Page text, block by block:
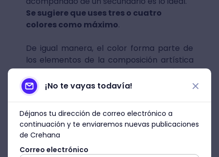
Se sugiere que uses tres o cuatro
colores como máximo.
De igual manera, el color forma parte de
los elementos de la composición artística
porque ayuda a transmitir cierta visión de
la obra a la audiencia. Sobre esto, Luis
Gadea, profesor del
siguiente:
y se traslada a cualquier forma de
¡No te vayas todavía!
Déjanos tu dirección de correo electrónico a
continuación y te enviaremos nuevas publicaciones
de Crehana
Correo electrónico